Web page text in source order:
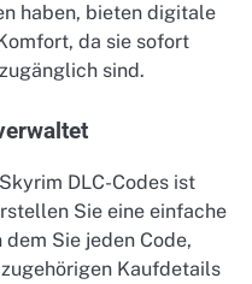
haben, bieten digitale
da sie sofort
sind.
DLC-Codes ist
Sie eine einfache
Sie jeden Code,
Kaufdetails